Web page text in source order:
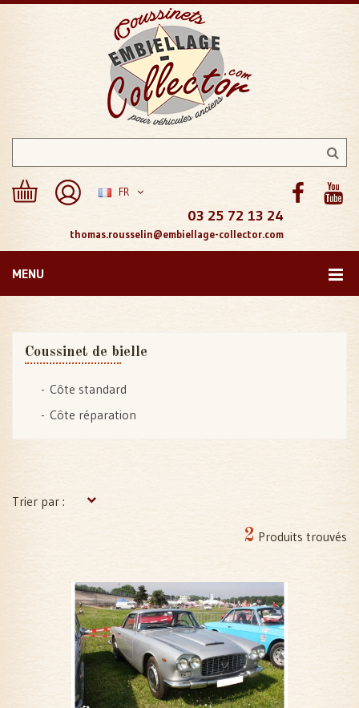
FR
03 25 72 13 24
thomas.rousselin@embiellage-collector.com
MENU
Coussinet de bielle
Côte standard
Côte réparation
Trier par :
2 Produits trouvés